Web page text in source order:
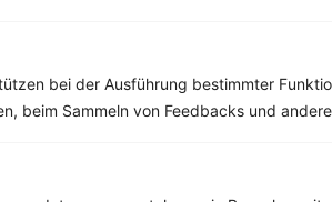
bei der Ausführung bestimmter
beim Sammeln von Feedbacks und